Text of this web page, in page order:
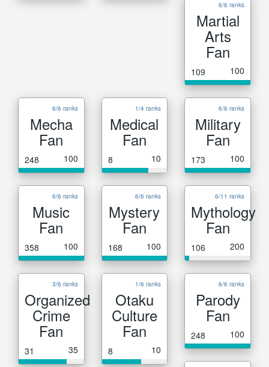
6/6 ranks
Martial
Arts
Fan
109 100
6/6 ranks
Mecha
Fan
248 100
1/4 ranks
Medical
Fan
8 10
6/6 ranks
Military
Fan
173 100
6/6 ranks
Music
Fan
358 100
6/6 ranks
Mystery
Fan
168 100
6/11 ranks
Mythology
Fan
106 200
3/6 ranks
Organized
Crime
Fan
31 35
1/6 ranks
Otaku
Culture
Fan
8 10
6/6 ranks
Parody
Fan
248 100